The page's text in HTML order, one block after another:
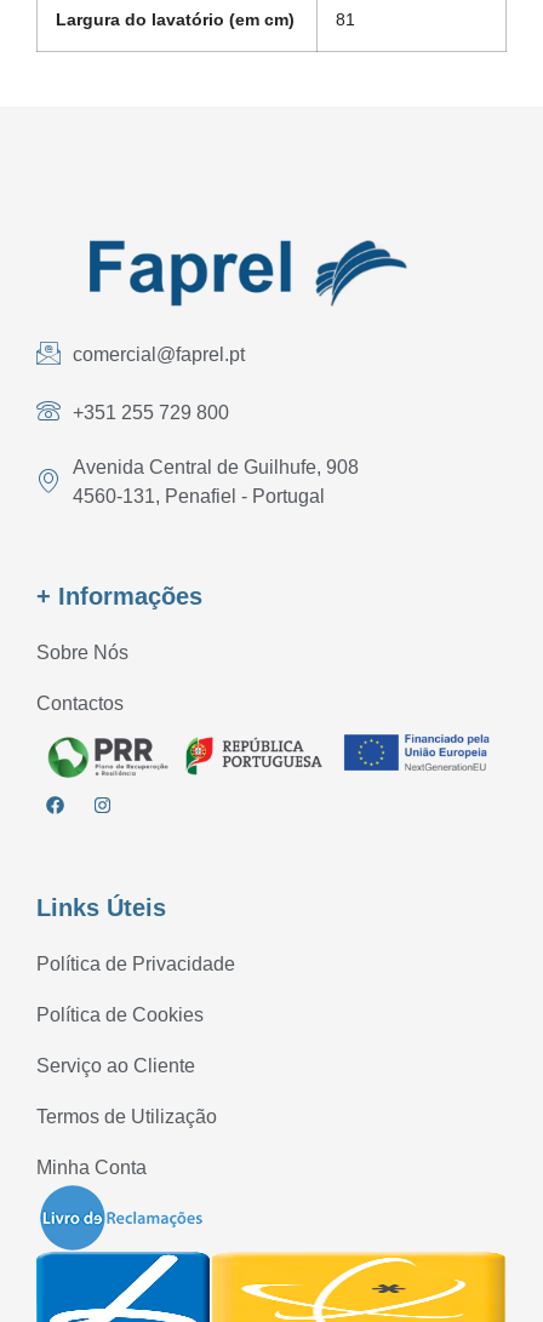
Largura do lavatório (em cm) 81
comercial@faprel.pt
+351 255 729 800
Avenida Central de Guilhufe, 908
4560-131, Penafiel - Portugal
+ Informações
Sobre Nós
Contactos
Links Úteis
Política de Privacidade
Política de Cookies
Serviço ao Cliente
Termos de Utilização
Minha Conta